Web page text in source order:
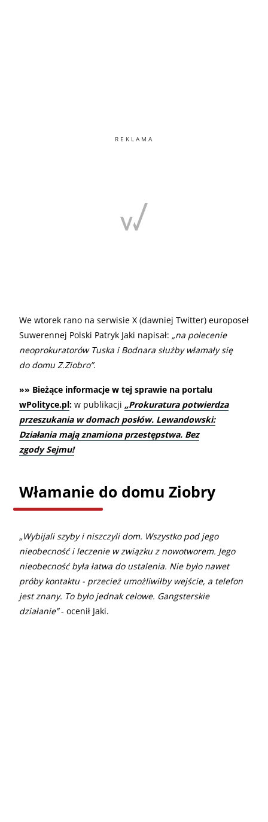
REKLAMA
We wtorek rano na serwisie X (dawniej Twitter) europoseł
Suwerennej Polski Patryk Jaki napisał: „na polecenie
neoprokuratorów Tuska i Bodnara służby włamały się
do domu Z.Ziobro”.
»» Bieżące informacje w tej sprawie na portalu
wPolityce.pl: w publikacji „Prokuratura potwierdza
przeszukania w domach posłów. Lewandowski:
Działania mają znamiona przestępstwa. Bez
zgody Sejmu!
Włamanie do domu Ziobry
„Wybijali szyby i niszczyli dom. Wszystko pod jego
nieobecność i leczenie w związku z nowotworem. Jego
nieobecność była łatwa do ustalenia. Nie było nawet
próby kontaktu - przecież umożliwiłby wejście, a telefon
jest znany. To było jednak celowe. Gangsterskie
działanie”- ocenił Jaki.